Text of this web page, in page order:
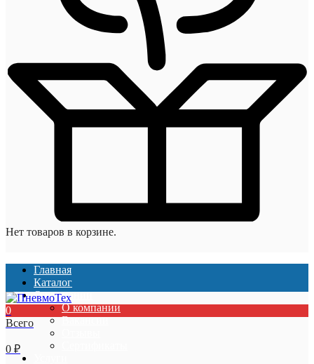
Нет товаров в корзине.
Главная
Каталог
О компании
О компании
Вакансии
0
Всего
0 ₽